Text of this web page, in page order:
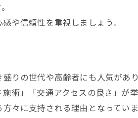
評判とおすすめポイントの関係性
から分かる整体院の特徴と傾向
な不調に整体をおすすめする理由
で実感できる症状改善のプロセス
用と自費整体の違いと効果の比較
や信頼性を重視しましょう。
りの世代や高齢者にも人気があり
術」「交通アクセスの良さ」が挙
々に支持される理由となっていま